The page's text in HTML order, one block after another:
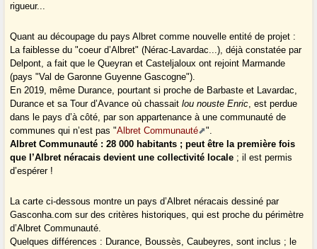
rigueur...
Quant au découpage du pays Albret comme nouvelle entité de projet :
La faiblesse du "coeur d’Albret" (Nérac-Lavardac...), déjà constatée par
Delpont, a fait que le Queyran et Casteljaloux ont rejoint Marmande
(pays "Val de Garonne Guyenne Gascogne").
En 2019, même Durance, pourtant si proche de Barbaste et Lavardac,
Durance et sa Tour d’Avance où chassaitlou nouste Enric, est perdue
dans le pays d’à côté, par son appartenance à une communauté de
communes qui n’est pas "Albret Communauté
".
Albret Communauté : 28 000 habitants ; peut être la première fois
que l’Albret néracais devient une collectivité locale ; il est permis
d’espérer !
La carte ci-dessous montre un pays d’Albret néracais dessiné par
Gasconha.com sur des critères historiques, qui est proche du périmètre
d’Albret Communauté.
Quelques différences : Durance, Boussès, Caubeyres, sont inclus ; le